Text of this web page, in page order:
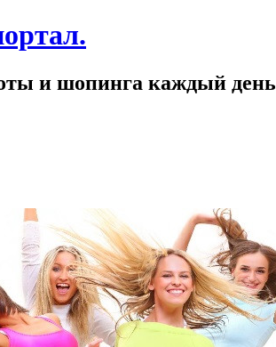
и шопинга каждый день